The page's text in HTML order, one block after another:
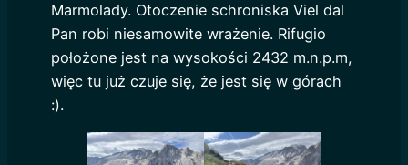
Marmolady. Otoczenie schroniska Viel dal
Pan robi niesamowite wrażenie. Rifugio
położone jest na wysokości 2432 m.n.p.m,
więc tu już czuje się, że jest się w górach
:).